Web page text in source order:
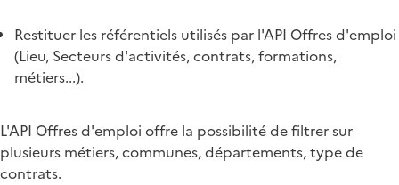
Restituer les référentiels utilisés par l'API Offres d'emploi
(Lieu, Secteurs d'activités, contrats, formations,
métiers...).
L'API Offres d'emploi offre la possibilité de filtrer sur
plusieurs métiers, communes, départements, type de
contrats.